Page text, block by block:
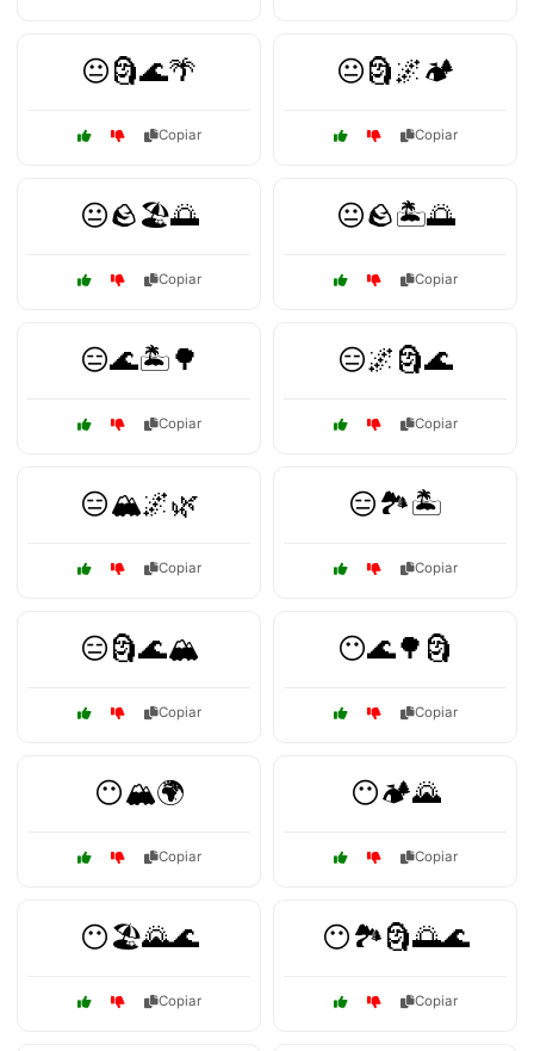
😐🗿🌊🌴
Copiar
😐🗿🌌🏕️
Copiar
😐🪨🏖️🌅
Copiar
😐🪨🏝️🌅
Copiar
😑🌊🏝️🌳
Copiar
😑🌌🗿🌊
Copiar
😑🏔️🌌🌿
Copiar
😑🏞️🏝️
Copiar
😑🗿🌊🏔️
Copiar
😶🌊🌳🗿
Copiar
😶🏔️🌍
Copiar
😶🏕️🌄
Copiar
😶🏖️🌄🌊
Copiar
😶🏞️🗿🌅🌊
Copiar